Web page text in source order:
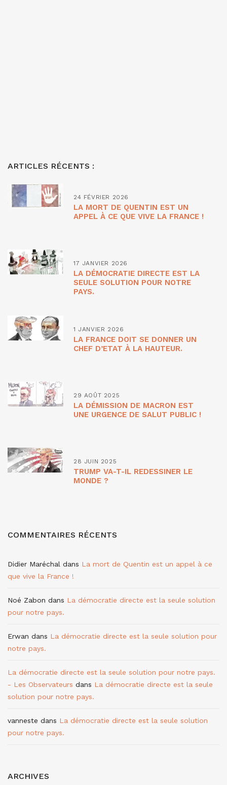
ARTICLES RÉCENTS :
24 FÉVRIER 2026
LA MORT DE QUENTIN EST UN
APPEL À CE QUE VIVE LA FRANCE !
17 JANVIER 2026
LA DÉMOCRATIE DIRECTE EST LA
SEULE SOLUTION POUR NOTRE
PAYS.
1 JANVIER 2026
LA FRANCE DOIT SE DONNER UN
CHEF D’ETAT À LA HAUTEUR.
29 AOÛT 2025
LA DÉMISSION DE MACRON EST
UNE URGENCE DE SALUT PUBLIC !
28 JUIN 2025
TRUMP VA-T-IL REDESSINER LE
MONDE ?
COMMENTAIRES RÉCENTS
Didier Maréchal dans La mort de Quentin est un appel à ce
que vive la France !
Noé Zabon dans La démocratie directe est la seule solution
pour notre pays.
Erwan dans La démocratie directe est la seule solution pour
notre pays.
La démocratie directe est la seule solution pour notre pays.
- Les Observateurs dans La démocratie directe est la seule
solution pour notre pays.
vanneste dans La démocratie directe est la seule solution
pour notre pays.
ARCHIVES